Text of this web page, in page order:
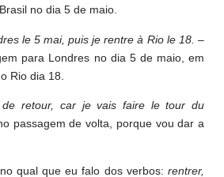
no dia 5 de maio.
le 5 mai, puis je rentre à Rio le 18. –
para Londres no dia 5 de maio, em
Rio dia 18.
de retour, car je vais faire le tour du
passagem de volta, porque vou dar a
qual que eu falo dos verbos: rentrer,